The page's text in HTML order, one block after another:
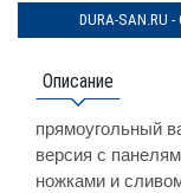
DURA-SAN.RU
Описание
прямоугольный
версия с
ножками и